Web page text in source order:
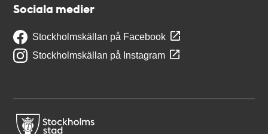
Sociala medier
Stockholmskällan på Facebook
Stockholmskällan på Instagram